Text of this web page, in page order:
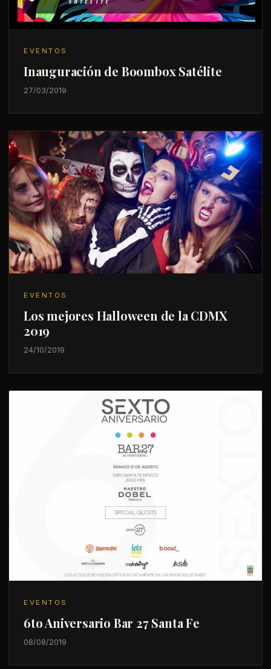
EVENTOS
Inauguración de Boombox Satélite
27/03/2019
EVENTOS
Los mejores Halloween de la CDMX
2019
24/10/2019
EVENTOS
6to Aniversario Bar 27 Santa Fe
08/08/2019